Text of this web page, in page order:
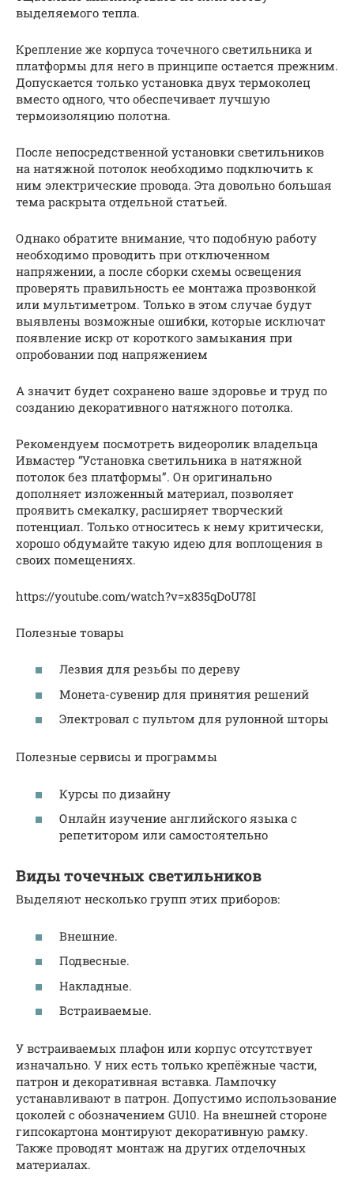
выделяемого тепла.
Крепление же корпуса точечного светильника и
платформы для него в принципе остается прежним.
Допускается только установка двух термоколец
вместо одного, что обеспечивает лучшую
термоизоляцию полотна.
После непосредственной установки светильников
на натяжной потолок необходимо подключить к
ним электрические провода. Эта довольно большая
тема раскрыта отдельной статьей.
Однако обратите внимание, что подобную работу
необходимо проводить при отключенном
напряжении, а после сборки схемы освещения
проверять правильность ее монтажа прозвонкой
или мультиметром. Только в этом случае будут
выявлены возможные ошибки, которые исключат
появление искр от короткого замыкания при
опробовании под напряжением
А значит будет сохранено ваше здоровье и труд по
созданию декоративного натяжного потолка.
Рекомендуем посмотреть видеоролик владельца
Ивмастер “Установка светильника в натяжной
потолок без платформы”. Он оригинально
дополняет изложенный материал, позволяет
проявить смекалку, расширяет творческий
потенциал. Только относитесь к нему критически,
хорошо обдумайте такую идею для воплощения в
своих помещениях.
https://youtube.com/watch?v=x835qDoU78I
Полезные товары
Лезвия для резьбы по дереву
Монета-сувенир для принятия решений
Электровал с пультом для рулонной шторы
Полезные сервисы и программы
Курсы по дизайну
Онлайн изучение английского языка с
репетитором или самостоятельно
Виды точечных светильников
Выделяют несколько групп этих приборов:
Внешние.
Подвесные.
Накладные.
Встраиваемые.
У встраиваемых плафон или корпус отсутствует
изначально. У них есть только крепёжные части,
патрон и декоративная вставка. Лампочку
устанавливают в патрон. Допустимо использование
цоколей с обозначением GU10. На внешней стороне
гипсокартона монтируют декоративную рамку.
Также проводят монтаж на других отделочных
материалах.